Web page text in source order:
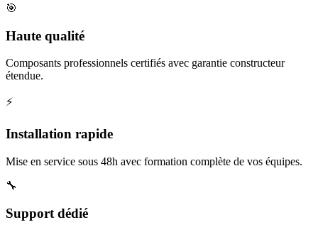
🎯
Haute qualité
Composants professionnels certifiés avec garantie constructeur
étendue.
⚡
Installation rapide
Mise en service sous 48h avec formation complète de vos équipes.
🔧
Support dédié